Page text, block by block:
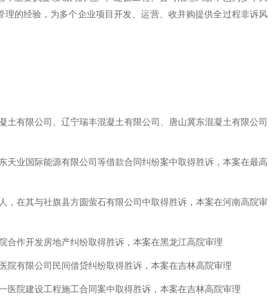
的经验，为多个企业项目开发、运营、收并购提供全过程非诉风
有限公司、辽宁瑞丰混凝土有限公司、唐山冀东混凝土有限公司
业国际能源有限公司等借款合同纠纷案中取得胜诉，本案在最高
在其与社旗县方圆萤石有限公司中取得胜诉，本案在河南高院审
合作开发房地产纠纷取得胜诉，本案在黑龙江高院审理
院有限公司民间借贷纠纷取得胜诉，本案在吉林高院审理
院建设工程施工合同案中取得胜诉，本案在吉林高院审理